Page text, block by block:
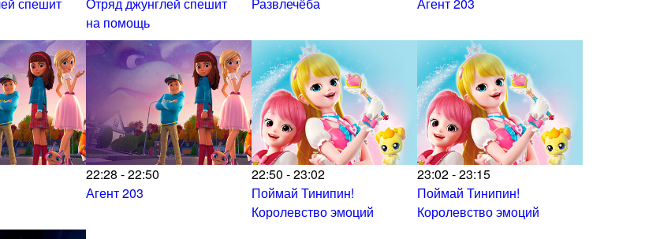
спешит
Отряд джунглей спешит
на помощь
Развлечёба
Агент 203
22:28 - 22:50
Агент 203
22:50 - 23:02
Поймай Тинипин!
Королевство эмоций
23:02 - 23:15
Поймай Тинипин!
Королевство эмоций